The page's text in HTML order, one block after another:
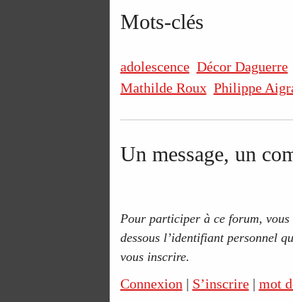
Mots-clés
adolescence Décor Daguerre
Mathilde Roux Philippe
Un message, un
Pour participer à ce forum,
dessous l’identifiant personnel
vous inscrire.
Connexion | S’inscrire| mot